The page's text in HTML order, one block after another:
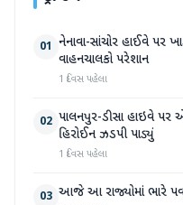
01 નેનાવા-સાંચોર હાઈવે પર
વાહનચાલકો પરેશાન
1 દિવસ પહેલા
02 પાલનપુર-ડીસા હાઇવે પર
હિરોઈન ઝડપી પાડ્યું
1 દિવસ પહેલા
03 આજે આ રાજ્યોમાં ભારે